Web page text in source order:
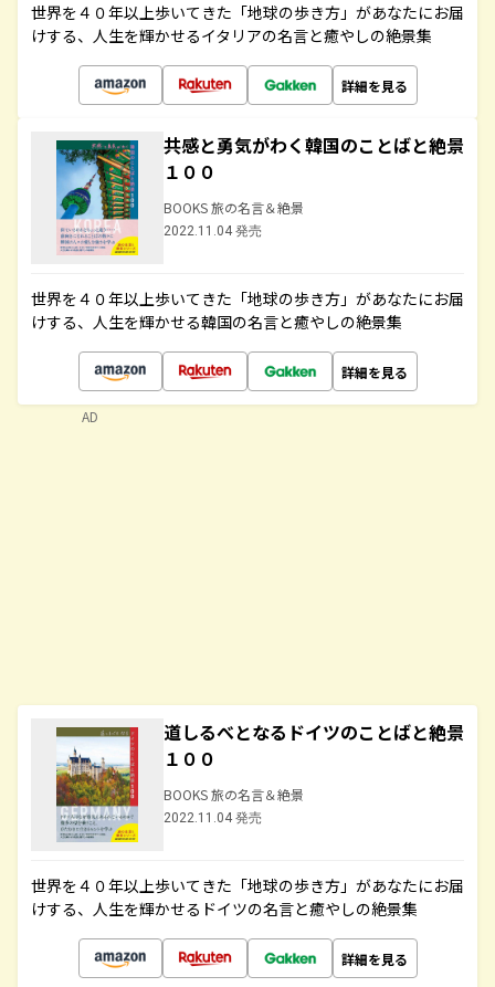
世界を４０年以上歩いてきた「地球の歩き方」があなたにお届
けする、人生を輝かせるイタリアの名言と癒やしの絶景集
詳細を見る
共感と勇気がわく韓国のことばと絶景
１００
BOOKS 旅の名言＆絶景
2022.11.04 発売
世界を４０年以上歩いてきた「地球の歩き方」があなたにお届
けする、人生を輝かせる韓国の名言と癒やしの絶景集
詳細を見る
道しるべとなるドイツのことばと絶景
１００
BOOKS 旅の名言＆絶景
2022.11.04 発売
世界を４０年以上歩いてきた「地球の歩き方」があなたにお届
けする、人生を輝かせるドイツの名言と癒やしの絶景集
詳細を見る
AD